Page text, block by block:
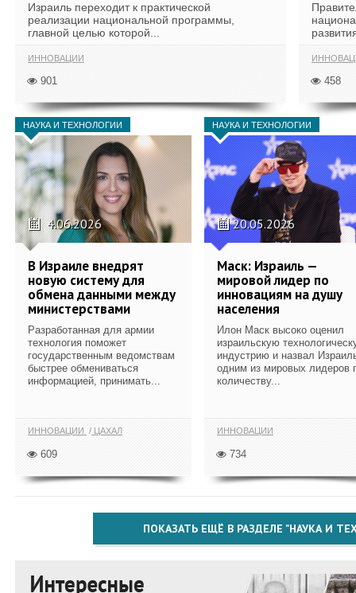
Израиль переходит к практической
реализации национальной программы,
главной целью которой...
ИННОВАЦИИ
901 458
НАУКА И ТЕХНОЛОГИИ
4.06.2026
В Израиле внедрят
новую систему для
обмена данными между
министерствами
Разработанная для армии
технология поможет
государственным ведомствам
быстрее обмениваться
информацией, принимать...
ИННОВАЦИИ ЦАХАЛ
609
НАУКА И ТЕХНОЛОГИИ
20.05.2026
Маск: Израиль —
мировой лидер по
инновациям на душу
населения
Илон Маск высоко оценил
израильскую
индустрию и назвал
одним из мировых лидеров
количеству...
ИННОВАЦИИ
734
ПОКАЗАТЬ ЕЩЁ В РАЗДЕЛЕ "НАУКА И